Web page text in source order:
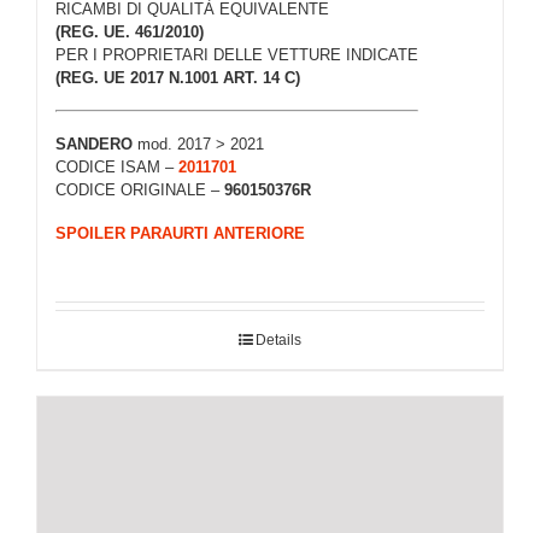
RICAMBI DI QUALITÀ EQUIVALENTE
(REG. UE. 461/2010)
PER I PROPRIETARI DELLE VETTURE INDICATE
(REG. UE 2017 N.1001 ART. 14 C)
SANDERO mod. 2017 > 2021
CODICE ISAM – 2011701
CODICE ORIGINALE – 960150376R
SPOILER PARAURTI ANTERIORE
Details